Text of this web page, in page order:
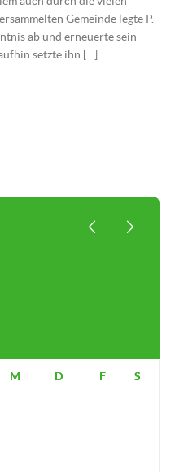
Gemeinde legte P.
ab und erneuerte sein
setzte ihn […]
M D F S